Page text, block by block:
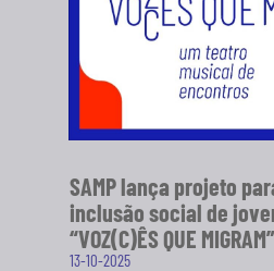
SAMP lança projeto
inclusão social de
“VOZ(C)ÊS QUE MIGRAM”
13-10-2025